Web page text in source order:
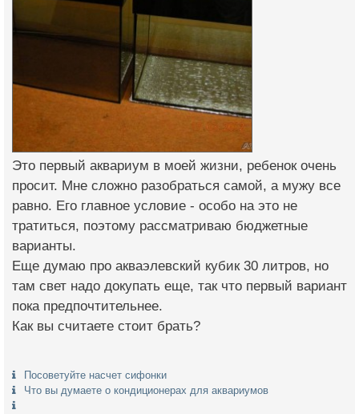
Это первый аквариум в моей жизни, ребенок очень
просит. Мне сложно разобраться самой, а мужу все
равно. Его главное условие - особо на это не
тратиться, поэтому рассматриваю бюджетные
варианты.
Еще думаю про акваэлевский кубик 30 литров, но
там свет надо докупать еще, так что первый вариант
пока предпочтительнее.
Как вы считаете стоит брать?
Посоветуйте насчет сифонки
Что вы думаете о кондиционерах для аквариумов